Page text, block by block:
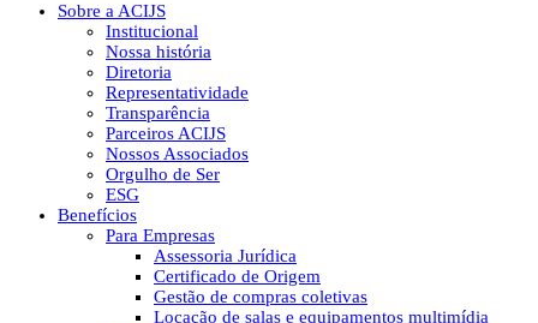
Sobre a ACIJS
Institucional
Nossa história
Diretoria
Representatividade
Transparência
Parceiros ACIJS
Nossos Associados
Orgulho de Ser
ESG
Benefícios
Para Empresas
Assessoria Jurídica
Certificado de Origem
Gestão de compras coletivas
Locação de salas e equipamentos multimídia